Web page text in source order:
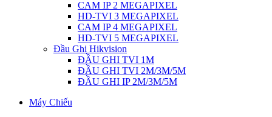
CAM IP 2 MEGAPIXEL
HD-TVI 3 MEGAPIXEL
CAM IP 4 MEGAPIXEL
HD-TVI 5 MEGAPIXEL
Đầu Ghi Hikvision
ĐẦU GHI TVI 1M
ĐẦU GHI TVI 2M/3M/5M
ĐẦU GHI IP 2M/3M/5M
Máy Chiếu